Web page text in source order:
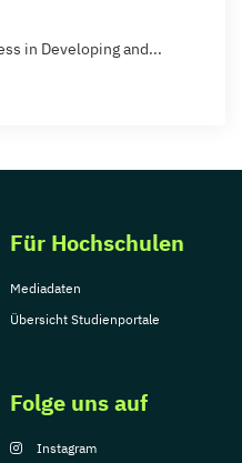
in Developing and...
Für Hochschulen
Mediadaten
Übersicht Studienportale
Folge uns auf
Instagram